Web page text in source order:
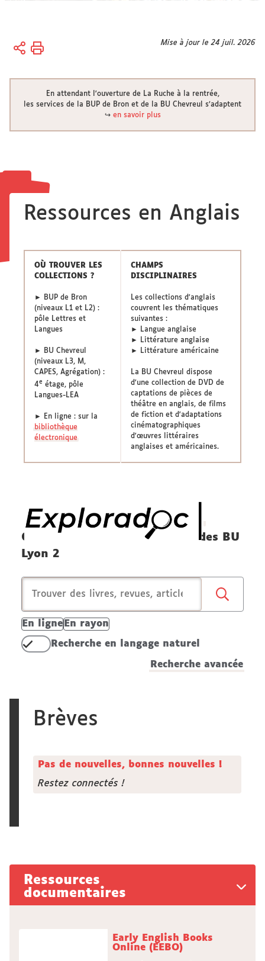
Vous
Accueil
et Langues
Mise à jour le 24 juil. 2026
En attendant l'ouverture de La Ruche à la rentrée,
les services de la BUP de Bron et de la BU Chevreul s’adaptent
↪ en savoir plus
Ressources en Anglais
OÙ TROUVER LES
COLLECTIONS ?
► BUP de Bron
(niveaux L1 et L2) :
pôle Lettres et
Langues
► BU Chevreul
(niveaux L3, M,
CAPES, Agrégation) :
4e étage, pôle
Langues-LEA
► En ligne : sur la
bibliothèque
électronique
CHAMPS
DISCIPLINAIRES
Les collections d'anglais
couvrent les thématiques
suivantes :
► Langue anglaise
► Littérature anglaise
► Littérature américaine
La BU Chevreul dispose
d'une collection de DVD de
captations de pièces de
théâtre en anglais, de films
de fiction et d'adaptations
cinématographiques
d'œuvres littéraires
anglaises et américaines.
Cherchez dans les collections des BU
Lyon 2
En ligne En rayon
Recherche en langage naturel
Recherche avancée
Brèves
Pas de nouvelles, bonnes nouvelles !
Restez connectés !
Ressources
documentaires
Early English Books
Online (EEBO)